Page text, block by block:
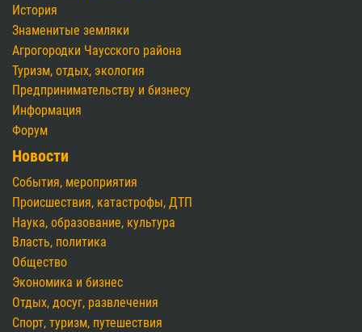
История
Знаменитые земляки
Агрогородки Чаусского района
Туризм, отдых, экология
Предпринимательству и бизнесу
Информация
Форум
Новости
События, мероприятия
Происшествия, катастрофы, ДТП
Наука, образование, культура
Власть, политика
Общество
Экономика и бизнес
Отдых, досуг, развлечения
Спорт, туризм, путешествия